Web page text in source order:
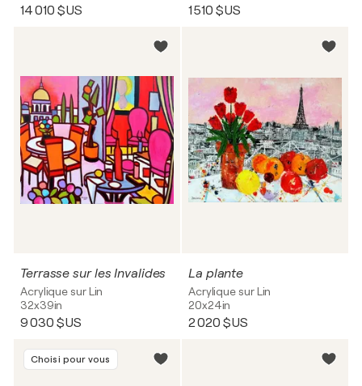
14 010 $US 1 510 $US
Terrasse sur les Invalides
Acrylique sur Lin
32x39in
9 030 $US
La plante
Acrylique sur Lin
20x24in
2 020 $US
Choisi pour vous